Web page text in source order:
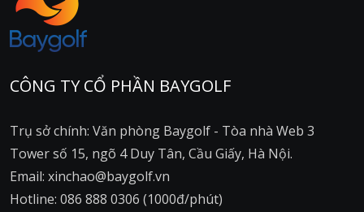
CÔNG TY CỔ PHẦN BAYGOLF
Trụ sở chính: Văn phòng Baygolf - Tòa nhà Web 3
Tower số 15, ngõ 4 Duy Tân, Cầu Giấy, Hà Nội.
Email: xinchao@baygolf.vn
Hotline: 086 888 0306 (1000đ/phút)